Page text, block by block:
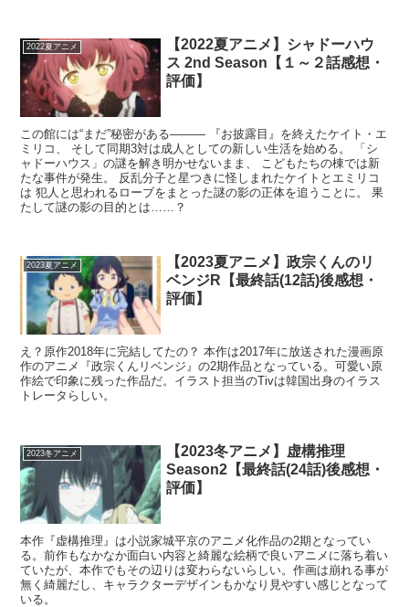
2022夏アニメ
【2022夏アニメ】シャドーハウ
ス 2nd Season【１～２話感想・
評価】
この館には“まだ”秘密がある――― 『お披露目』を終えたケイト・エ
ミリコ、 そして同期3対は成人としての新しい生活を始める。 「シ
ャドーハウス」の謎を解き明かせないまま、 こどもたちの棟では新
たな事件が発生。 反乱分子と星つきに怪しまれたケイトとエミリコ
は 犯人と思われるローブをまとった謎の影の正体を追うことに。 果
たして謎の影の目的とは……？
2023夏アニメ
【2023夏アニメ】政宗くんのリ
ベンジR【最終話(12話)後感想・
評価】
え？原作2018年に完結してたの？ 本作は2017年に放送された漫画原
作のアニメ『政宗くんリベンジ』の2期作品となっている。可愛い原
作絵で印象に残った作品だ。イラスト担当のTivは韓国出身のイラス
トレータらしい。
2023冬アニメ
【2023冬アニメ】虚構推理
Season2【最終話(24話)後感想・
評価】
本作『虚構推理』は小説家城平京のアニメ化作品の2期となってい
る。前作もなかなか面白い内容と綺麗な絵柄で良いアニメに落ち着い
ていたが、本作でもその辺りは変わらないらしい。作画は崩れる事が
無く綺麗だし、キャラクターデザインもかなり見やすい感じとなって
いる。